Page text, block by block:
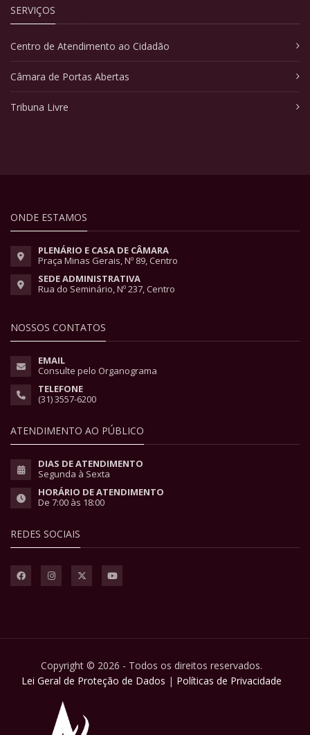
SERVIÇOS
Centro de Atendimento ao Cidadão
Câmara de Portas Abertas
Tribuna Livre
ONDE ESTAMOS
PLENÁRIO E CASA DE CÂMARA
Praça Minas Gerais, Nº 89, Centro
SEDE ADMINISTRATIVA
Rua do Seminário, Nº 237, Centro
NOSSOS CONTATOS
EMAIL
Consulte pelo Organograma
TELEFONE
(31) 3557-6200
ATENDIMENTO AO PÚBLICO
DIAS DE ATENDIMENTO
Segunda à Sexta
HORÁRIO DE ATENDIMENTO
De 7:00 às 18:00
REDES SOCIAIS
Copyright © 2026 - Todos os direitos reservados.
Lei Geral de Proteção de Dados | Políticas de Privacidade